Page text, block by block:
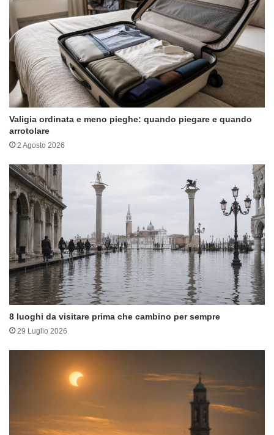
Valigia ordinata e meno pieghe: quando piegare e quando
arrotolare
2 Agosto 2026
8 luoghi da visitare prima che cambino per sempre
29 Luglio 2026